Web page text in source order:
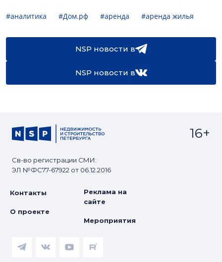
#аналитика #Дом.рф #аренда #аренда жилья
NSP новости в
NSP новости в
Св-во регистрации СМИ:
ЭЛ №ФС77-67922 от 06.12.2016
16+
Контакты
О проекте
Реклама на
сайте
Мероприятия